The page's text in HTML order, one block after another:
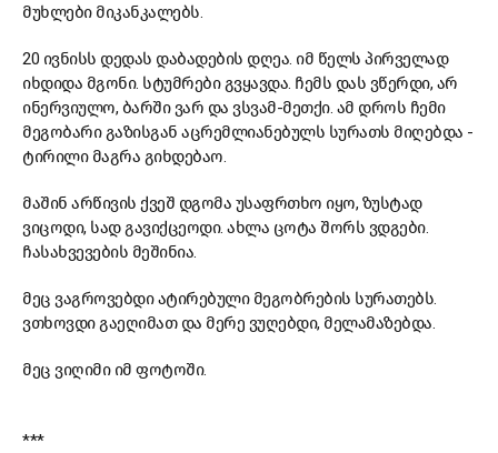
მუხლები მიკანკალებს.
20 ივნისს დედას დაბადების დღეა. იმ წელს პირველად
იხდიდა მგონი. სტუმრები გვყავდა. ჩემს დას ვწერდი, არ
ინერვიულო, ბარში ვარ და ვსვამ-მეთქი. ამ დროს ჩემი
მეგობარი გაზისგან აცრემლიანებულს სურათს მიღებდა -
ტირილი მაგრა გიხდებაო.
მაშინ არწივის ქვეშ დგომა უსაფრთხო იყო, ზუსტად
ვიცოდი, სად გავიქცეოდი. ახლა ცოტა შორს ვდგები.
ჩასახვევების მეშინია.
მეც ვაგროვებდი ატირებული მეგობრების სურათებს.
ვთხოვდი გაეღიმათ და მერე ვუღებდი, მელამაზებდა.
მეც ვიღიმი იმ ფოტოში.
***